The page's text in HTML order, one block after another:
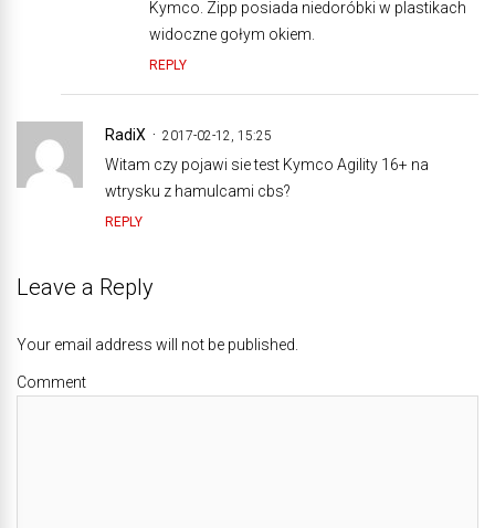
Kymco. Zipp posiada niedoróbki w plastikach
widoczne gołym okiem.
REPLY
RadiX 2017-02-12, 15:25
Witam czy pojawi sie test Kymco Agility 16+ na
wtrysku z hamulcami cbs?
REPLY
Leave a Reply
Your email address will not be published.
Comment